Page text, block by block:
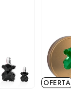
OFERTA